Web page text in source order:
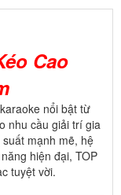
Cao
nổi bật từ
nhu cầu giải trí gia
mạnh mẽ, hệ
hiện đại, TOP
tuyệt vời.